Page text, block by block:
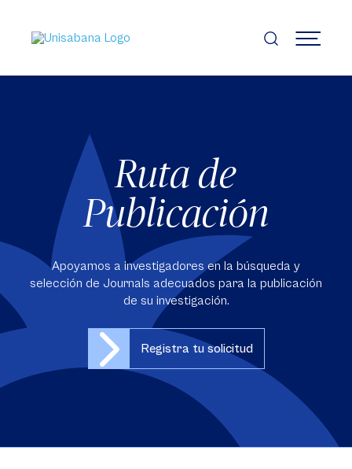
contenido
principal
MENÚ
Ruta de
Publicación
Apoyamos a investigadores en la búsqueda y
selección de Journals adecuados para la publicación
de su investigación.
Registra tu solicitud